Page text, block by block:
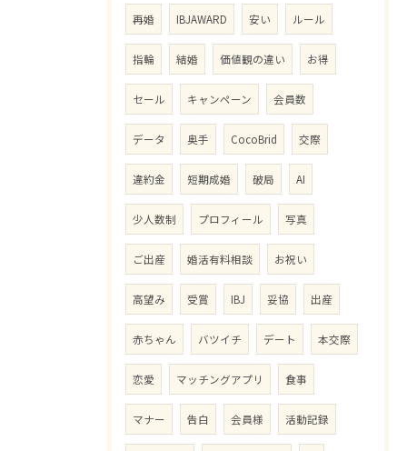
再婚 IBJAWARD 安い ルール
指輪 結婚 価値観の違い お得
セール キャンペーン 会員数
データ 奥手 CocoBrid 交際
違約金 短期成婚 破局 AI
少人数制 プロフィール 写真
ご出産 婚活有料相談 お祝い
高望み 受賞 IBJ 妥協 出産
赤ちゃん バツイチ デート 本交際
恋愛 マッチングアプリ 食事
マナー 告白 会員様 活動記録